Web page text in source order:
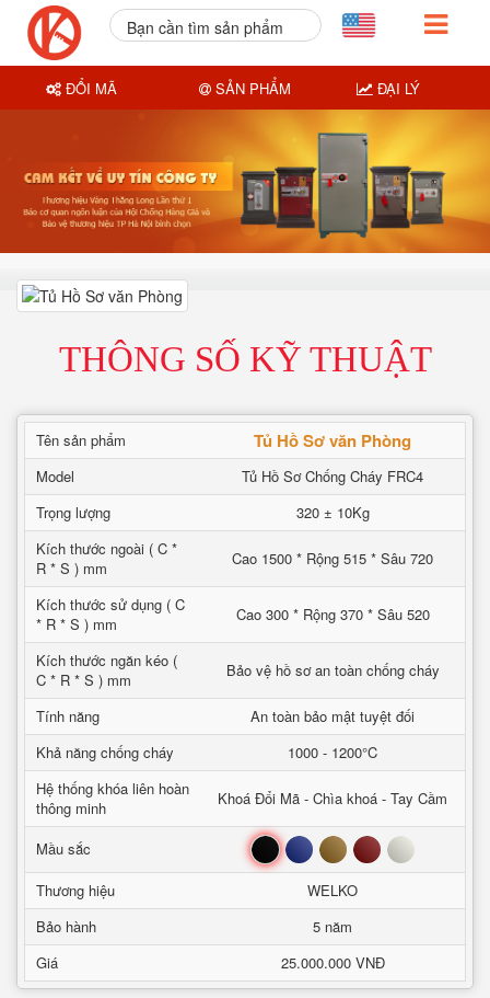
THÔNG SỐ KỸ THUẬT
Tên sản phẩm Tủ Hồ Sơ văn Phòng
Model
Tủ Hồ Sơ Chống Cháy FRC4
Trọng lượng
320 ± 10Kg
Kích thước ngoài ( C *
R * S ) mm
Cao 1500 * Rộng 515 * Sâu 720
Kích thước sử dụng ( C
* R * S ) mm
Cao 300 * Rộng 370 * Sâu 520
Kích thước ngăn kéo (
C * R * S ) mm
Bảo vệ hồ sơ an toàn chống cháy
Tính năng
An toàn bảo mật tuyệt đối
Khả năng chống cháy
1000 - 1200°C
Hệ thống khóa liên hoàn
thông minh
Khoá Đổi Mã - Chìa khoá - Tay Cầm
Mầu sắc Đen Xanh Nâu Đỏ Trắng
Thương hiệu
WELKO
Bảo hành
5 năm
Giá
25.000.000 VNĐ
Bạn cần tìm sản phẩm
ĐỔI MÃ SẢN PHẨM ĐẠI LÝ